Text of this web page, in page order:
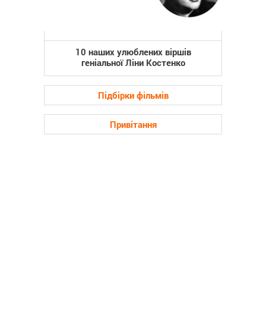
10 наших улюблених віршів
геніальної Ліни Костенко
Підбірки фільмів
Привітання